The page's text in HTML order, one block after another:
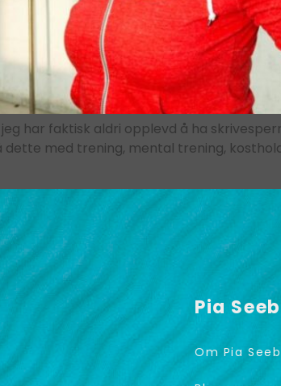
har faktisk aldri opplevd å ha
dette med trening, mental trening,
Pia
Om Pia